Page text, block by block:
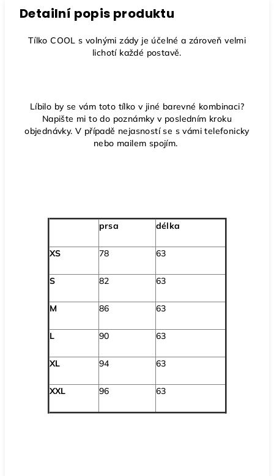
Detailní popis produktu
Tílko COOL s volnými zády je účelné a zároveň velmi
lichotí každé postavě.
Líbilo by se vám toto tílko v jiné barevné kombinaci?
Napište mi to do poznámky v posledním kroku
objednávky. V případě nejasností se s vámi telefonicky
nebo mailem spojím.
prsa délka
XS 78 63
S 82 63
M 86 63
L 90 63
XL 94 63
XXL 96 63